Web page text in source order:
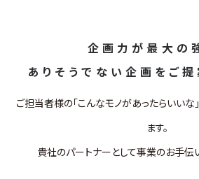
企画力が最大の
ありそうでない企画をご提
ご担当者様の「こんなモノがあったらいいな
ます。
貴社のパートナーとして事業のお手伝